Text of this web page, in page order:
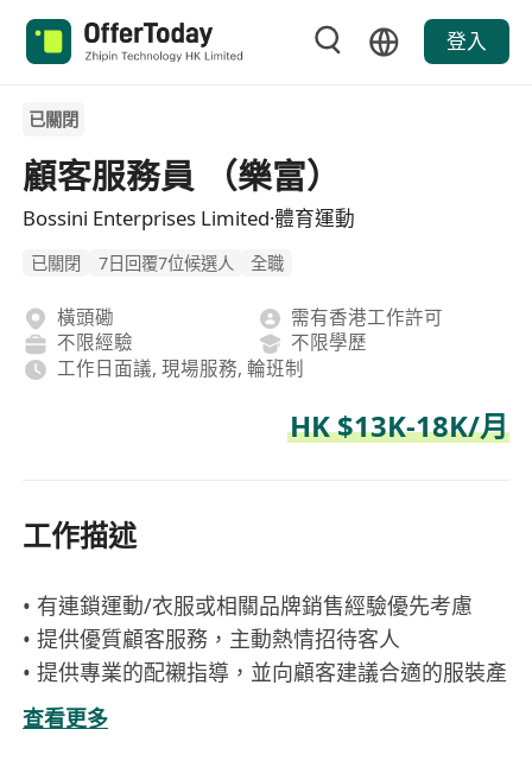
登入
已關閉
顧客服務員 （樂富）
Bossini Enterprises Limited·體育運動
已關閉 7日回覆7位候選人 全職
橫頭磡
需有香港工作許可
不限經驗
不限學歷
工作日面議, 現場服務, 輪班制
HK $13K-18K/月
工作描述
• 有連鎖運動/衣服或相關品牌銷售經驗優先考慮
• 提供優質顧客服務，主動熱情招待客人
• 提供專業的配襯指導，並向顧客建議合適的服裝產
品
• 達成店舖銷售目標
查看更多